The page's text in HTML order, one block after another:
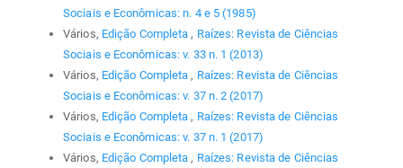
Sociais e Econômicas: n. 4 e 5 (1985)
Vários, Edição Completa , Raízes: Revista de Ciências
Sociais e Econômicas: v. 33 n. 1 (2013)
Vários, Edição Completa , Raízes: Revista de Ciências
Sociais e Econômicas: v. 37 n. 2 (2017)
Vários, Edição Completa , Raízes: Revista de Ciências
Sociais e Econômicas: v. 37 n. 1 (2017)
Vários, Edição Completa , Raízes: Revista de Ciências